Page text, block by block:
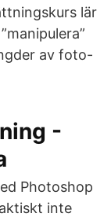
lär
av foto-
-
Photoshop
inte